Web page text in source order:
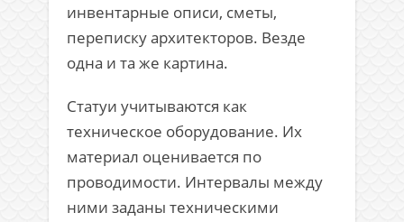
инвентарные описи, сметы,
переписку архитекторов. Везде
одна и та же картина.
Статуи учитываются как
техническое оборудование. Их
материал оценивается по
проводимости. Интервалы между
ними заданы техническими